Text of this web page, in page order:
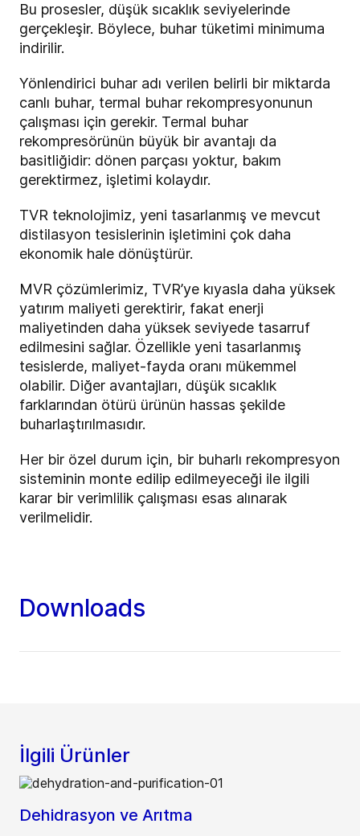
Bu prosesler, düşük sıcaklık seviyelerinde
gerçekleşir. Böylece, buhar tüketimi minimuma
indirilir.
Yönlendirici buhar adı verilen belirli bir miktarda
canlı buhar, termal buhar rekompresyonunun
çalışması için gerekir. Termal buhar
rekompresörünün büyük bir avantajı da
basitliğidir: dönen parçası yoktur, bakım
gerektirmez, işletimi kolaydır.
TVR teknolojimiz, yeni tasarlanmış ve mevcut
distilasyon tesislerinin işletimini çok daha
ekonomik hale dönüştürür.
MVR çözümlerimiz, TVR’ye kıyasla daha yüksek
yatırım maliyeti gerektirir, fakat enerji
maliyetinden daha yüksek seviyede tasarruf
edilmesini sağlar. Özellikle yeni tasarlanmış
tesislerde, maliyet-fayda oranı mükemmel
olabilir. Diğer avantajları, düşük sıcaklık
farklarından ötürü ürünün hassas şekilde
buharlaştırılmasıdır.
Her bir özel durum için, bir buharlı rekompresyon
sisteminin monte edilip edilmeyeceği ile ilgili
karar bir verimlilik çalışması esas alınarak
verilmelidir.
Downloads
İlgili Ürünler
Dehidrasyon ve Arıtma